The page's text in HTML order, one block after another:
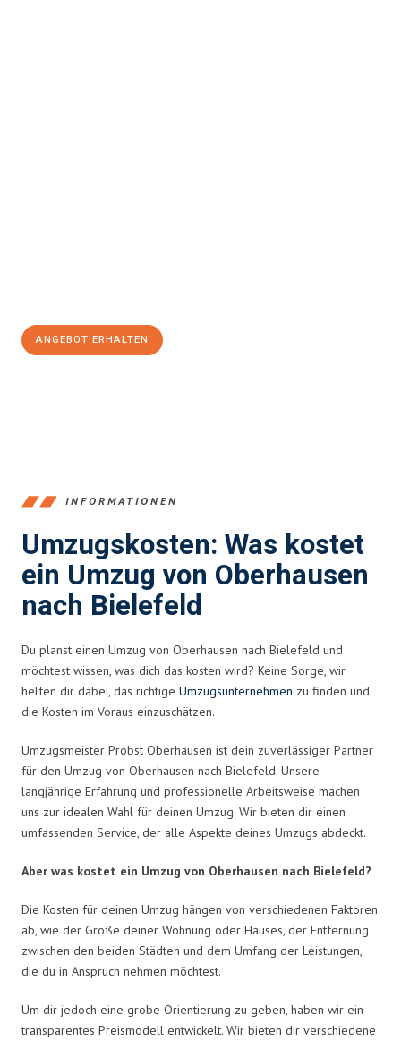
ANGEBOT ERHALTEN
INFORMATIONEN
Umzugskosten: Was kostet
ein Umzug von Oberhausen
nach Bielefeld
Du planst einen Umzug von Oberhausen nach Bielefeld und
möchtest wissen, was dich das kosten wird? Keine Sorge, wir
helfen dir dabei, das richtige Umzugsunternehmen zu finden und
die Kosten im Voraus einzuschätzen.
Umzugsmeister Probst Oberhausen ist dein zuverlässiger Partner
für den Umzug von Oberhausen nach Bielefeld. Unsere
langjährige Erfahrung und professionelle Arbeitsweise machen
uns zur idealen Wahl für deinen Umzug. Wir bieten dir einen
umfassenden Service, der alle Aspekte deines Umzugs abdeckt.
Aber was kostet ein Umzug von Oberhausen nach Bielefeld?
Die Kosten für deinen Umzug hängen von verschiedenen Faktoren
ab, wie der Größe deiner Wohnung oder Hauses, der Entfernung
zwischen den beiden Städten und dem Umfang der Leistungen,
die du in Anspruch nehmen möchtest.
Um dir jedoch eine grobe Orientierung zu geben, haben wir ein
transparentes Preismodell entwickelt. Wir bieten dir verschiedene